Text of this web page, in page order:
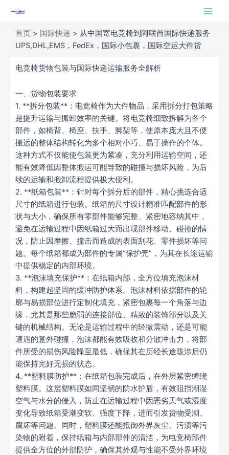
Main
首页 > 国际快递 > 从中国寄电竞椅到阿联酋国际快递服务
UPS,DHL,EMS，FedEx，国际小包裹，国际空运大件货
电竞椅货物包装与国际快递运输服务全解析
一、货物包装要求
1. **拆分包装**：电竞椅作为大件物品，采用拆分打包策略
是提升运输与搬卸效率的关键。将电竞椅细致拆解为各个
部件，如椅背、椅座、扶手、脚架等，使原本庞大且不便
搬运的整体结构转化为多个相对小巧、易于操作的个体。
这种方式不仅能使包装更为紧凑，充分利用运输空间，还
能有效降低因整体搬运可能导致的碰撞与损坏风险，为后
续的运输和搬卸流程提供极大便利。
2. **纸箱包装**：针对每个拆分后的部件，精心挑选合适
尺寸的纸箱进行包装。纸箱的尺寸设计精准匹配部件的形
状与大小，确保所有零部件能够完整、紧密地容纳其中，
避免在运输过程中因纸箱过大而出现部件移动、碰撞的情
况，防止因摩擦、撞击而造成的表面刮花、零件损坏等问
题。每个纸箱都成为部件的专属“保护壳”，为其在长途运输
中提供稳定的内部环境。
3. **泡沫填充保护**：在纸箱内部，全方位填充泡沫材
料，构建起坚固的缓冲防护体系。泡沫材料依据部件的轮
廓与易损部位进行定制化填充，紧密包裹每一个角落与边
缘，尤其是那些脆弱的连接部位、精致的装饰部分以及关
键的机械结构。无论是运输过程中的轻微震动，还是可能
遭遇的意外碰撞，泡沫都能有效吸收和分散冲击力，将部
件所受的损伤风险降至最低，确保其在历经长途跋涉后仍
能保持完好无损的状态。
4. **塑料膜防护**：在纸箱包装完成后，在外层紧密缠绕
塑料膜。这层塑料膜如同坚韧的防水护盾，有效阻挡潮湿
空气与水分的侵入，防止在运输过程中因恶劣天气或湿度
变化导致纸箱受潮变软、强度下降，进而引发货物受潮、
腐坏等问题。同时，塑料膜还能抵御外界灰尘、污渍等污
染物的附着，保持纸箱与内部部件的清洁，为电竞椅部件
提供全方位的外部防护，确保其外观与性能不受外界环境